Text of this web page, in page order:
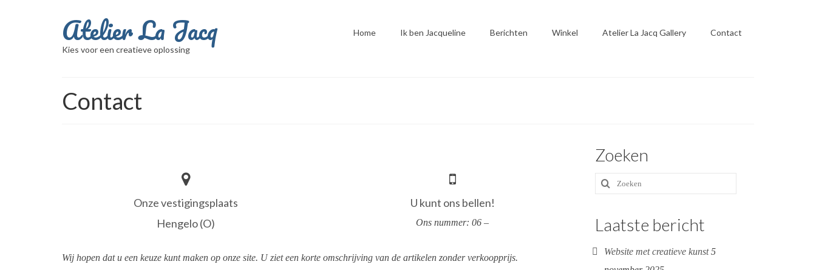
Atelier La Jacq
Kies voor een creatieve oplossing
Home Ik ben Jacqueline Berichten Winkel Atelier La Jacq Gallery Contact
Contact
Onze vestigingsplaats
Hengelo (O)
U kunt ons bellen!
Ons nummer: 06 –
Wij hopen dat u een keuze kunt maken op onze site. U ziet een korte omschrijving van de artikelen zonder verkoopprijs.
Zoeken
Zoeken
naar:
Laatste bericht
Website met creatieve kunst 5